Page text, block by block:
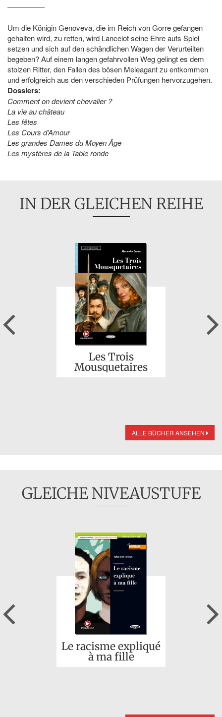
Um die Königin Genoveva, die im Reich von Gorre gefangen
gehalten wird, zu retten, wird Lancelot seine Ehre aufs Spiel
setzen und sich auf den schändlichen Wagen der Verurteilten
begeben? Auf einem langen gefahrvollen Weg gelingt es dem
stolzen Ritter, den Fallen des bösen Meleagant zu entkommen
und erfolgreich aus den verschieden Prüfungen hervorzugehen.
Dossiers:
Comment on devient chevalier ?
La vie au château
Les fêtes
Les Cours d’Amour
Les grandes Dames du Moyen Âge
Les mystères de la Table ronde
IN DER GLEICHEN REIHE
Les Trois
Mousquetaires
Previous
ALLE BÜCHER ANSEHEN
GLEICHE NIVEAUSTUFE
Le racisme expliqué
à ma fille
Previous